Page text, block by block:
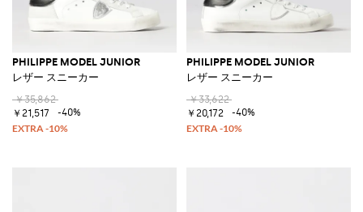
PHILIPPE MODEL JUNIOR
レザー スニーカー
￥35,862
￥21,517
-40%
PHILIPPE MODEL JUNIOR
レザー スニーカー
￥33,622
￥20,172
-40%